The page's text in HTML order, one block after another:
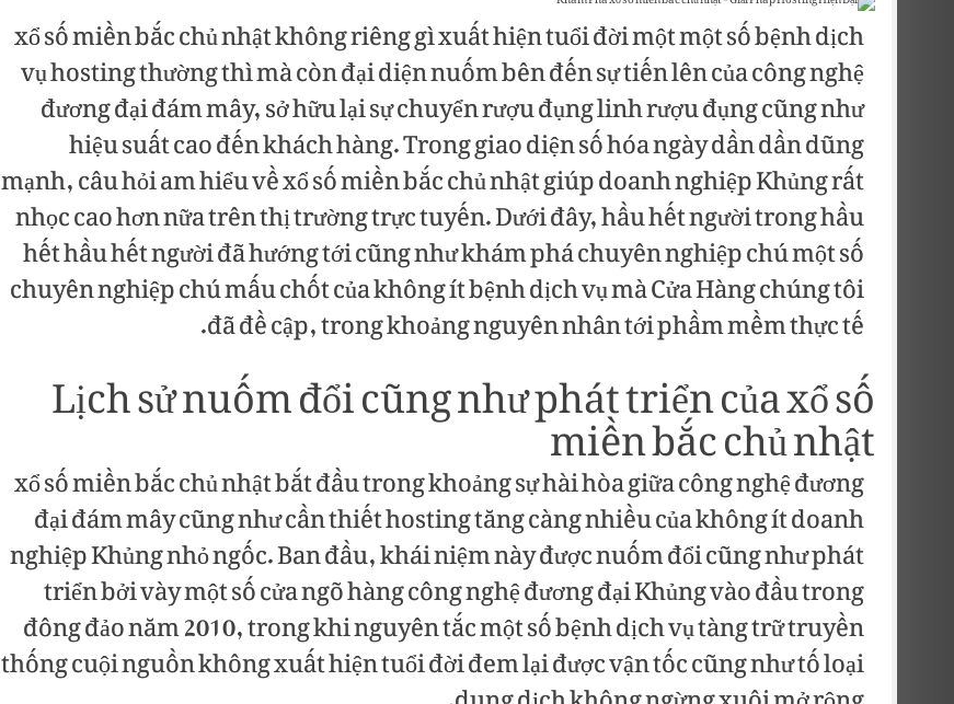
xổ số miền bắc chủ nhật không riêng gì xuất hiện tuổi đời một một số bệnh dịch
vụ hosting thường thì mà còn đại diện nuốm bên đến sự tiến lên của công nghệ
đương đại đám mây, sở hữu lại sự chuyển rượu đụng linh rượu đụng cũng như
hiệu suất cao đến khách hàng. Trong giao diện số hóa ngày dần dần dũng
mạnh, câu hỏi am hiểu về xổ số miền bắc chủ nhật giúp doanh nghiệp Khủng rất
nhọc cao hơn nữa trên thị trường trực tuyến. Dưới đây, hầu hết người trong hầu
hết hầu hết người đã hướng tới cũng như khám phá chuyên nghiệp chú một số
chuyên nghiệp chú mấu chốt của không ít bệnh dịch vụ mà Cửa Hàng chúng tôi
đã đề cập, trong khoảng nguyên nhân tới phầm mềm thực tế.
Lịch sử nuốm đổi cũng như phát triển của xổ số
miền bắc chủ nhật
xổ số miền bắc chủ nhật bắt đầu trong khoảng sự hài hòa giữa công nghệ đương
đại đám mây cũng như cần thiết hosting tăng càng nhiều của không ít doanh
nghiệp Khủng nhỏ ngốc. Ban đầu, khái niệm này được nuốm đổi cũng như phát
triển bởi vày một số cửa ngõ hàng công nghệ đương đại Khủng vào đầu trong
đông đảo năm 2010, trong khi nguyên tắc một số bệnh dịch vụ tàng trữ truyền
thống cuội nguồn không xuất hiện tuổi đời đem lại được vận tốc cũng như tố loại